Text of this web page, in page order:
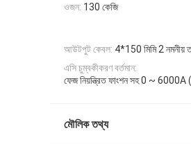
ওজন: 130 কেজি
আউটপুট কেবল: 4*150 মিমি 2 নমনীয়
এসি চুম্বকীকরণ বর্তমান:
ফেজ নিয়ন্ত্রিত ফাংশন সহ 0 ~ 6000A
মৌলিক তথ্য